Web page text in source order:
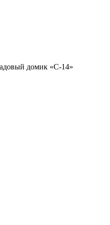
домик «С-14»